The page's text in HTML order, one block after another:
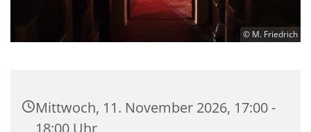
© M. Friedrich
Mittwoch, 11. November 2026, 17:00 -